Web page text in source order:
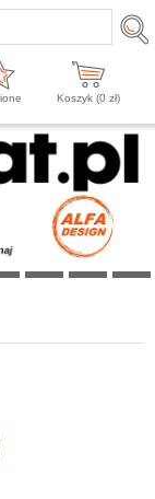
Koszyk (0 zł)